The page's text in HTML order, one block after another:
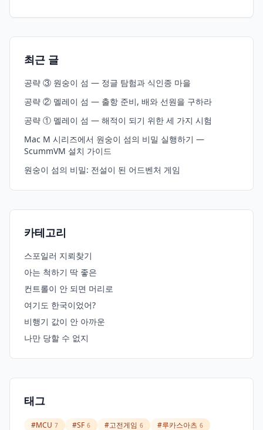
최근 글
공략 ③ 원숭이 섬 — 정글 탐험과 식인종 마을
공략 ② 멜레이 섬 — 출항 준비, 배와 선원을 구하라
공략 ① 멜레이 섬 — 해적이 되기 위한 세 가지 시험
Mac M 시리즈에서 원숭이 섬의 비밀 실행하기 —
ScummVM 설치 가이드
원숭이 섬의 비밀: 전설이 된 어드벤처 게임
카테고리
스포일러 지뢰찾기
아는 척하기 딱 좋은
컨트롤이 안 되면 머리로
여기도 한국이었어?
비행기 값이 안 아까운
나만 당할 수 없지
태그
#MCU 7 #SF 6 #고전게임 6 #루카스아츠 6